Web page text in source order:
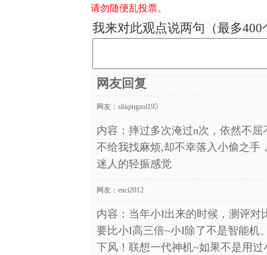
请勿随便乱投票。
我来对此观点说两句（最多400
网友回复
网友： shiqingzol195
内容：摔过多次淹过n次，依然不
不给我找麻烦,却不幸落入小偷之
迷人的轻振感觉
网友： enci2012
内容：当年小I出来的时候，测评对
要比小I高三倍~小I除了不是智能机
下风！联想一代神机~如果不是用